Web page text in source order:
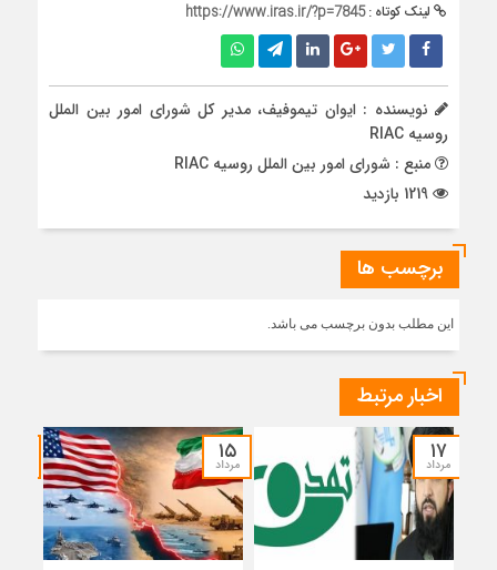
لینک کوتاه :https://www.iras.ir/?p=7845
نویسنده : ایوان تیموفیف، مدیر کل شورای امور بین الملل
روسیه RIAC
منبع : شورای امور بین الملل روسیه RIAC
برچسب ها
این مطلب بدون برچسب می باشد.
اخبار مرتبط
۱۷
مرداد ۱۵
مرداد